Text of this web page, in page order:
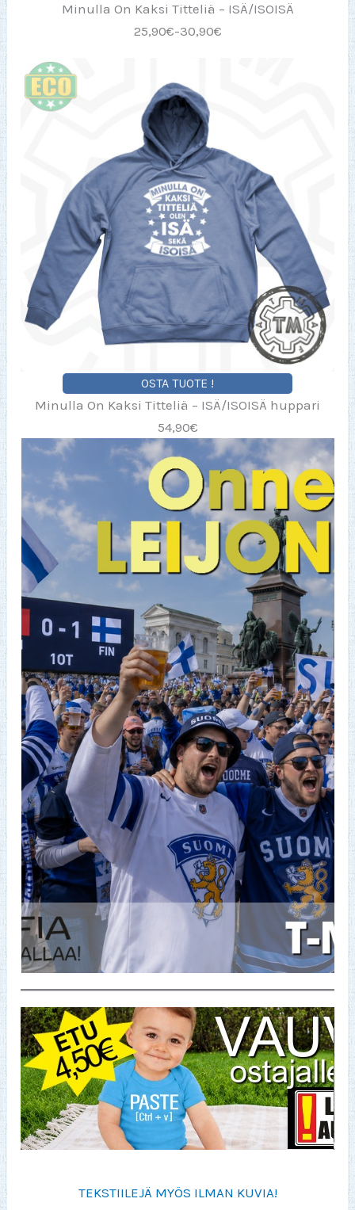
Minulla On Kaksi Titteliä – ISÄ/ISOISÄ
25,90€-30,90€
OSTA TUOTE !
Minulla On Kaksi Titteliä – ISÄ/ISOISÄ huppari
54,90€
TEKSTIILEJÄ MYÖS ILMAN KUVIA!